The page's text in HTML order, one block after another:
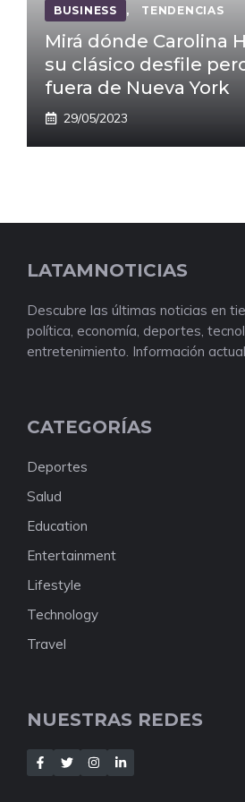
BUSINESS , TENDENCIAS
Mirá dónde Carolina
su clásico desfile
fuera de Nueva York
29/05/2023
LATAMNOTICIAS
Descubre las últimas noticias en
política, economía, deportes,
entretenimiento. Información
CATEGORÍAS
Deportes
Salud
Education
Entertainment
Lifestyle
Technology
Travel
NUESTRAS REDES